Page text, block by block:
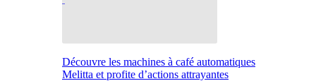
Découvre les machines à café automatiques
Melitta et profite d’actions attrayantes